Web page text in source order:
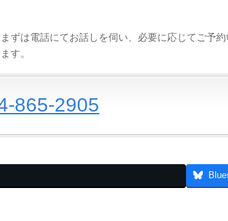
ずは電話にてお話しを伺い、必要に応じてご予
す。
865-2905